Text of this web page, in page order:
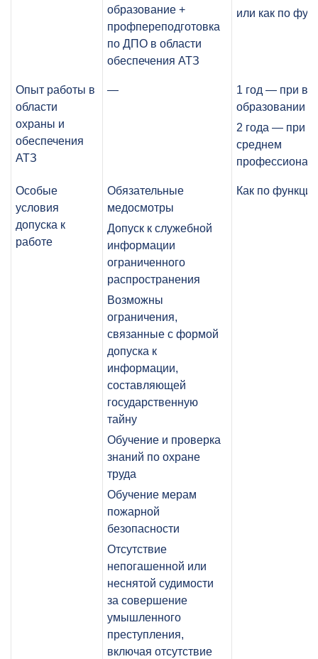
образование +
профпереподготовка
по ДПО в области
обеспечения АТЗ
или как по
Опыт работы в
области
охраны и
обеспечения
АТЗ
—
1 год — при
образовании
2 года — при
среднем
Особые
условия
допуска к
работе
Обязательные
медосмотры
Допуск к служебной
информации
ограниченного
распространения
Возможны
ограничения,
связанные с формой
допуска к
информации,
составляющей
государственную
тайну
Обучение и проверка
знаний по охране
труда
Обучение мерам
пожарной
безопасности
Отсутствие
непогашенной или
неснятой судимости
за совершение
умышленного
преступления,
включая отсутствие
Как по